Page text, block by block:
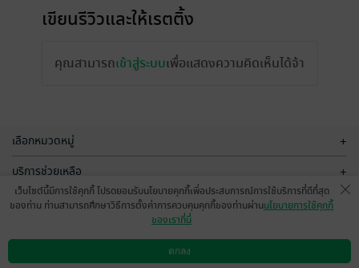
เขียนรีวิวและให้เรตติ้ง
คุณสามารถเข้าสู่ระบบเพื่อแสดงความคิดเห็นได้จ้า
เลือกหมวดหมู่ +
บริการช่วยเหลือ +
เกี่ยวกับเรา
ดาวน์โหลดแอป วิธีการใช้งาน ติดต่อเรา
เว็บไซต์นี้มีการใช้คุกกี้ โปรดยอมรับนโยบายคุกกี้เพื่อประสบการณ์การใช้บริการที่ดีที่สุด
ของท่าน ท่านสามารถศึกษาวิธีการตั้งค่าการควบคุมคุกกี้ของท่านผ่านนโยบายการใช้คุกกี้
ของเราที่นี่
ตกลง